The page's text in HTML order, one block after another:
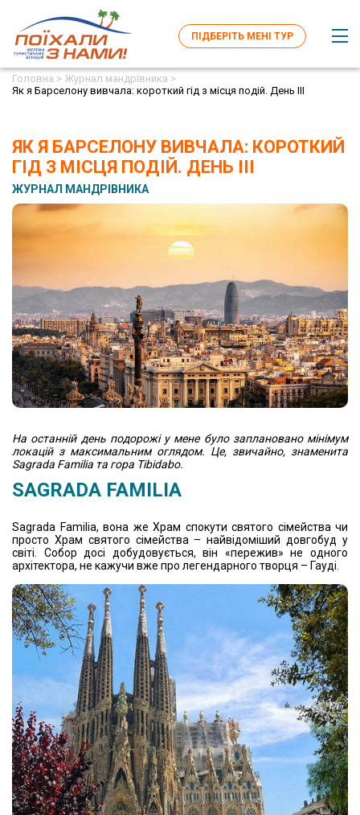
ПІДБЕРІТЬ МЕНІ ТУР
Головна > Журнал мандрівника >
Як я Барселону вивчала: короткий гід з місця подій. День ІІІ
ЯК Я БАРСЕЛОНУ ВИВЧАЛА: КОРОТКИЙ
ГІД З МІСЦЯ ПОДІЙ. ДЕНЬ ІІІ
ЖУРНАЛ МАНДРІВНИКА
На останній день подорожі у мене було заплановано мінімум
локацій з максимальним оглядом. Це, звичайно, знаменита
Sagrada Familia та гора Tibidabo.
SAGRADA FAMILIA
Sagrada Familia, вона же Храм спокути святого сімейства чи
просто Храм святого сімейства – найвідоміший довгобуд у
світі. Собор досі добудовується, він «пережив» не одного
архітектора, не кажучи вже про легендарного творця – Гауді.